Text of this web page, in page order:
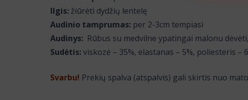
Ilgis: žiūrėti dydžių lentelę
Audinio tamprumas: per 2-3cm tempiasi
Audinys: Rūbus su medvilne ypatingai malonu
Sudėtis:viskozė – 35%, elastanas – 5%, poliesteris –
Svarbu! Prekių spalva (atspalvis) gali skirtis nuo